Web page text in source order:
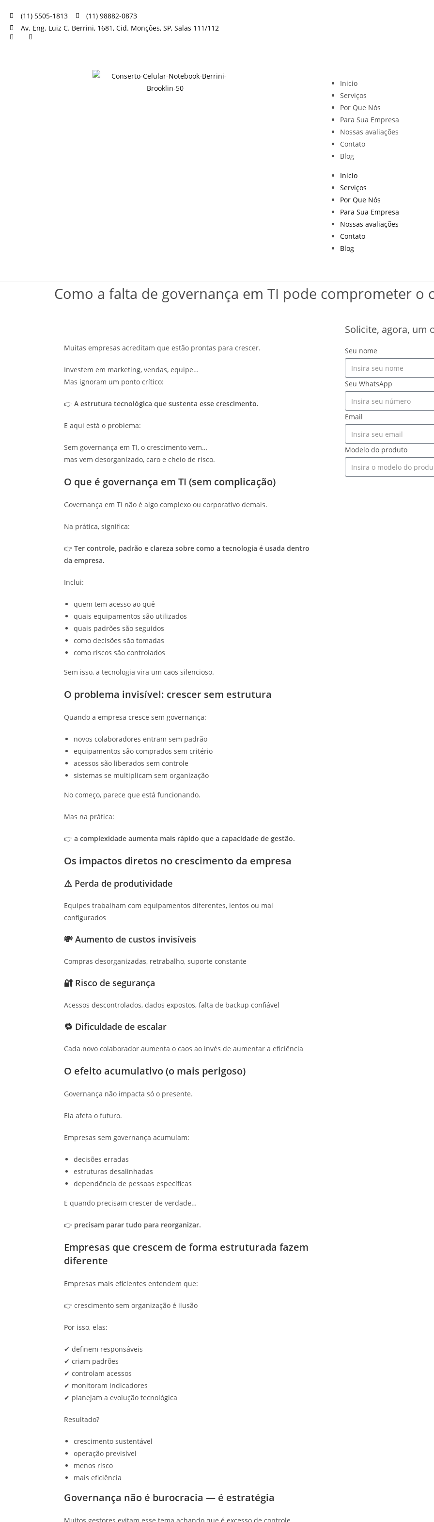
(11) 5505-1813
(11) 98882-0873
Av. Eng. Luiz C. Berrini, 1681, Cid. Monções, SP, Salas 111/112
Inicio
Serviços
Por Que Nós
Para Sua Empresa
Nossas avaliações
Contato
Blog
Inicio
Serviços
Por Que Nós
Para Sua Empresa
Nossas avaliações
Contato
Blog
Como a falta de governança em TI pode comprometer o
Muitas empresas acreditam que estão prontas para crescer.
Investem em marketing, vendas, equipe…
Mas ignoram um ponto crítico:
👉 A estrutura tecnológica que sustenta esse crescimento.
E aqui está o problema:
Sem governança em TI, o crescimento vem…
mas vem desorganizado, caro e cheio de risco.
O que é governança em TI (sem complicação)
Governança em TI não é algo complexo ou corporativo demais.
Na prática, significa:
👉 Ter controle, padrão e clareza sobre como a tecnologia é usada dentro
da empresa.
Inclui:
quem tem acesso ao quê
quais equipamentos são utilizados
quais padrões são seguidos
como decisões são tomadas
como riscos são controlados
Sem isso, a tecnologia vira um caos silencioso.
O problema invisível: crescer sem estrutura
Quando a empresa cresce sem governança:
novos colaboradores entram sem padrão
equipamentos são comprados sem critério
acessos são liberados sem controle
sistemas se multiplicam sem organização
No começo, parece que está funcionando.
Mas na prática:
👉 a complexidade aumenta mais rápido que a capacidade de gestão.
Os impactos diretos no crescimento da empresa
⚠️ Perda de produtividade
Equipes trabalham com equipamentos diferentes, lentos ou mal
configurados
💸 Aumento de custos invisíveis
Compras desorganizadas, retrabalho, suporte constante
🔐 Risco de segurança
Acessos descontrolados, dados expostos, falta de backup confiável
🔁 Dificuldade de escalar
Cada novo colaborador aumenta o caos ao invés de aumentar a eficiência
O efeito acumulativo (o mais perigoso)
Governança não impacta só o presente.
Ela afeta o futuro.
Empresas sem governança acumulam:
decisões erradas
estruturas desalinhadas
dependência de pessoas específicas
E quando precisam crescer de verdade…
👉 precisam parar tudo para reorganizar.
Empresas que crescem de forma estruturada fazem
diferente
Empresas mais eficientes entendem que:
👉 crescimento sem organização é ilusão
Por isso, elas:
✔ definem responsáveis
✔ criam padrões
✔ controlam acessos
✔ monitoram indicadores
✔ planejam a evolução tecnológica
Resultado?
crescimento sustentável
operação previsível
menos risco
mais eficiência
Governança não é burocracia — é estratégia
Solicite, agora, um
Seu nome
Seu WhatsApp
Email
Modelo do produto